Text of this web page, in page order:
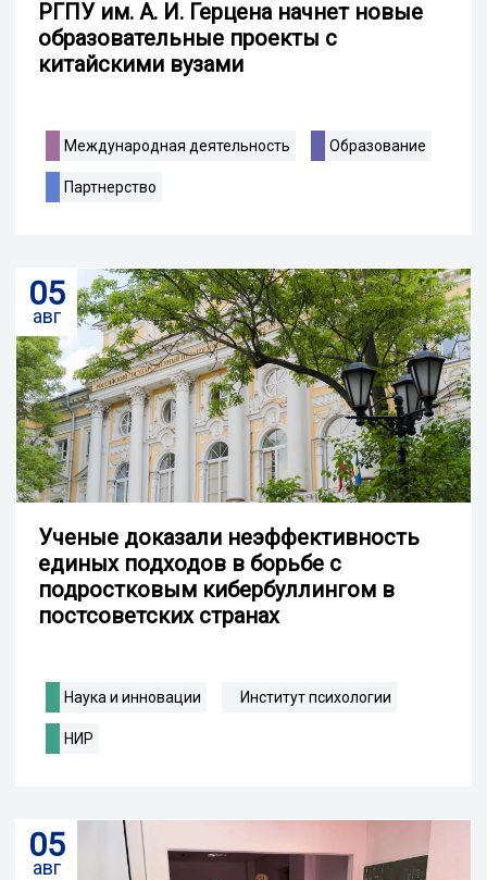
РГПУ им. А. И. Герцена начнет новые
образовательные проекты с
китайскими вузами
Международная деятельность Образование
Партнерство
05
авг
Ученые доказали неэффективность
единых подходов в борьбе с
подростковым кибербуллингом в
постсоветских странах
Наука и инновации Институт психологии
НИР
05
авг